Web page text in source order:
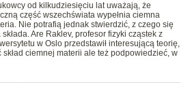
od kilkudziesięciu lat uważają, że
część wszechświata wypełnia ciemna
Nie potrafią jednak stwierdzić, z czego się
składa. Are Raklev, profesor fizyki cząstek z
w Oslo przedstawił interesującą teorię,
ciemnej materii ale też podpowiedzieć, w